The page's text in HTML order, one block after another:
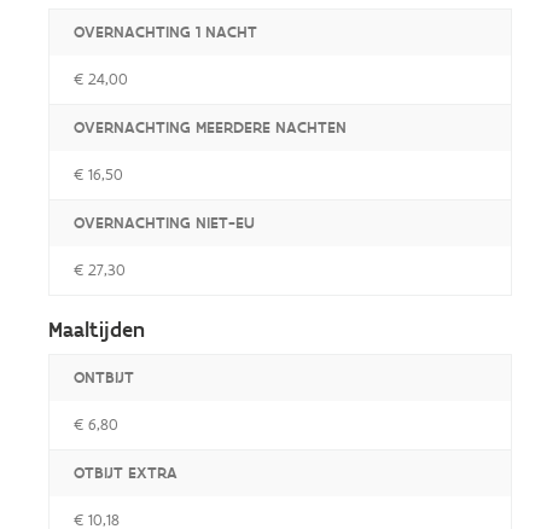
OVERNACHTING 1 NACHT
€ 24,00
OVERNACHTING MEERDERE NACHTEN
€ 16,50
OVERNACHTING NIET-EU
€ 27,30
Maaltijden
ONTBIJT
€ 6,80
OTBIJT EXTRA
€ 10,18